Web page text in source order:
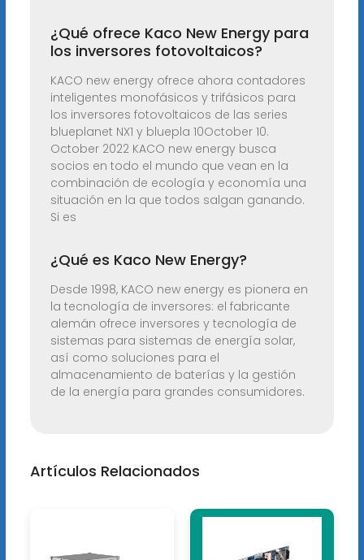
¿Qué ofrece Kaco New Energy para
los inversores fotovoltaicos?
KACO new energy ofrece ahora contadores
inteligentes monofásicos y trifásicos para
los inversores fotovoltaicos de las series
blueplanet NX1 y bluepla 10October 10.
October 2022 KACO new energy busca
socios en todo el mundo que vean en la
combinación de ecología y economía una
situación en la que todos salgan ganando.
Si es
¿Qué es Kaco New Energy?
Desde 1998, KACO new energy es pionera en
la tecnología de inversores: el fabricante
alemán ofrece inversores y tecnología de
sistemas para sistemas de energía solar,
así como soluciones para el
almacenamiento de baterías y la gestión
de la energía para grandes consumidores.
Artículos Relacionados